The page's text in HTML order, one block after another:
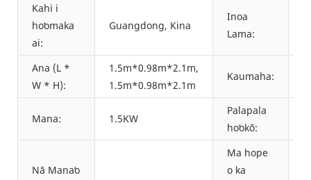
Kahi i
hoʻomaka
ai:
Guangdong, Kina
Inoa
Lama:
Ana (L *
W * H):
1.5m*0.98m*2.1m,
1.5m*0.98m*2.1m
Kaumaha:
Mana: 1.5KW
Palapala
hoʻokō:
Nā Manaʻo
Ma hope
o ka